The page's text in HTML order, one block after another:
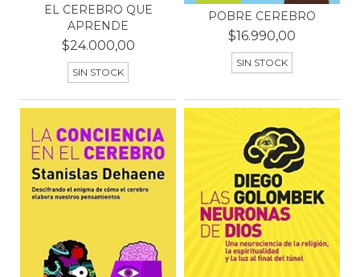
EL CEREBRO QUE
APRENDE
$24.000,00
SIN STOCK
POBRE CEREBRO
$16.990,00
SIN STOCK